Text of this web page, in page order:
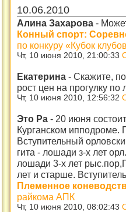
10.06.2010
Алина Захарова -
Конный спорт:
по конкуру «Кубок
Чт, 10 июня 2010, 21:00:33
Екатерина - Скажите,
рост цен на прогулку по
Чт, 10 июня 2010, 12:56:32
Это Ра - 20 июня
Курганском ипподроме.
Вступительный
гита - лошади з-х лет
лошади 3-х лет
лет и старше.
Племенное
райкома АПК
Чт, 10 июня 2010, 08:02:43